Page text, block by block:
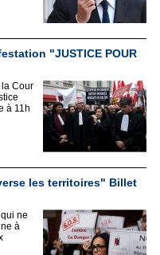
"JUSTICE POUR
la Cour
à 11h
les territoires" Billet
ne
à